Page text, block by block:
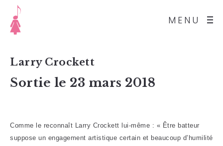
MENU
Larry Crockett
Sortie le 23 mars 2018
Comme le reconnaît Larry Crockett lui-même : « Être batteur
suppose un engagement artistique certain et beaucoup d’humilité